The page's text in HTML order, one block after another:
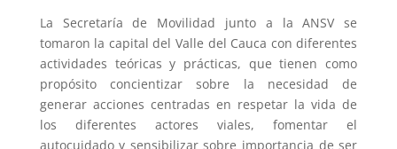
La Secretaría de Movilidad junto a la ANSV se
tomaron la capital del Valle del Cauca con diferentes
actividades teóricas y prácticas, que tienen como
propósito concientizar sobre la necesidad de
generar acciones centradas en respetar la vida de
los diferentes actores viales, fomentar el
autocuidado y sensibilizar sobre importancia de ser